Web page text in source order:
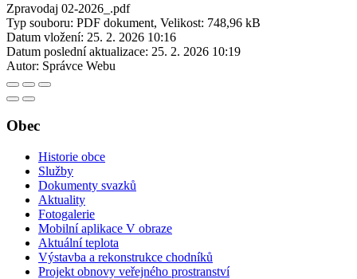
Zpravodaj 02-2026_.pdf
Typ souboru: PDF dokument, Velikost: 748,96 kB
Datum vložení: 25. 2. 2026 10:16
Datum poslední aktualizace: 25. 2. 2026 10:19
Autor: Správce Webu
Obec
Historie obce
Služby
Dokumenty svazků
Aktuality
Fotogalerie
Mobilní aplikace V obraze
Aktuální teplota
Výstavba a rekonstrukce chodníků
Projekt obnovy veřejného prostranství